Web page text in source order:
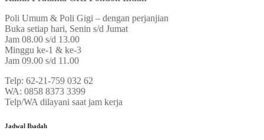
Poli Umum & Poli Gigi – dengan perjanjian
Buka setiap hari, Senin s/d Jumat
Jam 08.00 s/d 13.00
Minggu ke-1 & ke-3
Jam 09.00 s/d 11.00
Telp: 62-21-759 032 62
WA: 0858 8373 3399
Telp/WA dilayani saat jam kerja
Jadwal Ibadah